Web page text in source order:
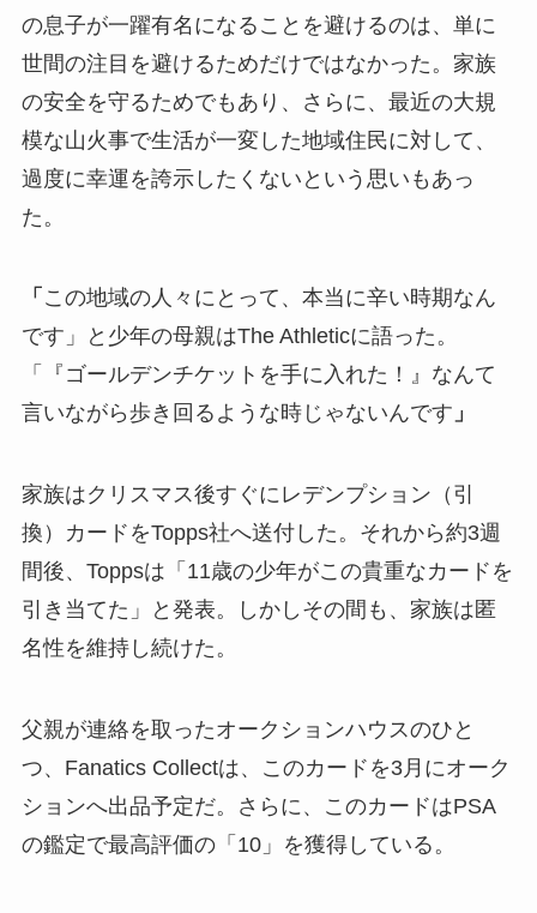
の息子が一躍有名になることを避けるのは、単に
世間の注目を避けるためだけではなかった。家族
の安全を守るためでもあり、さらに、最近の大規
模な山火事で生活が一変した地域住民に対して、
過度に幸運を誇示したくないという思いもあっ
た。
「 この地域の人々にとって、本当に辛い時期なん
です」と少年の母親はThe Athleticに語った。
「『ゴールデンチケットを手に入れた！』なんて
言いながら歩き回るような時じゃないんです 」
家族はクリスマス後すぐにレデンプション（引
換）カードをTopps社へ送付した。それから約3週
間後、Toppsは「11歳の少年がこの貴重なカードを
引き当てた」と発表。しかしその間も、家族は匿
名性を維持し続けた。
父親が連絡を取ったオークションハウスのひと
つ、Fanatics Collectは、このカードを3月にオーク
ションへ出品予定だ。さらに、このカードはPSA
の鑑定で最高評価の「10」を獲得している。